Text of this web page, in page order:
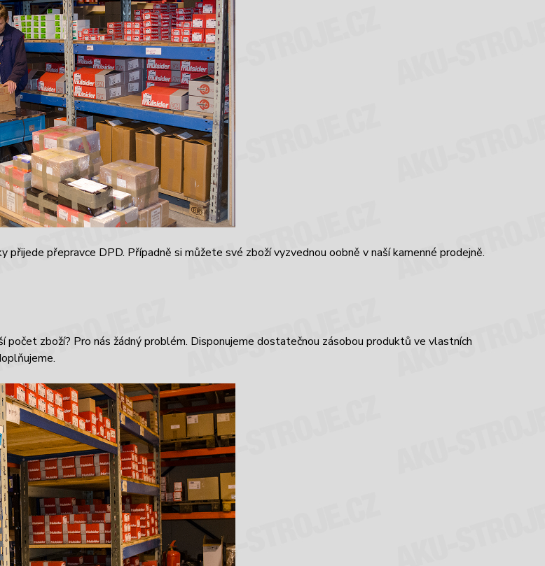
přijede přepravce DPD. Případně si můžete své zboží vyzvednou oobně v naší kamenné prodejně.
zboží? Pro nás žádný problém. Disponujeme dostatečnou zásobou produktů ve vlastních